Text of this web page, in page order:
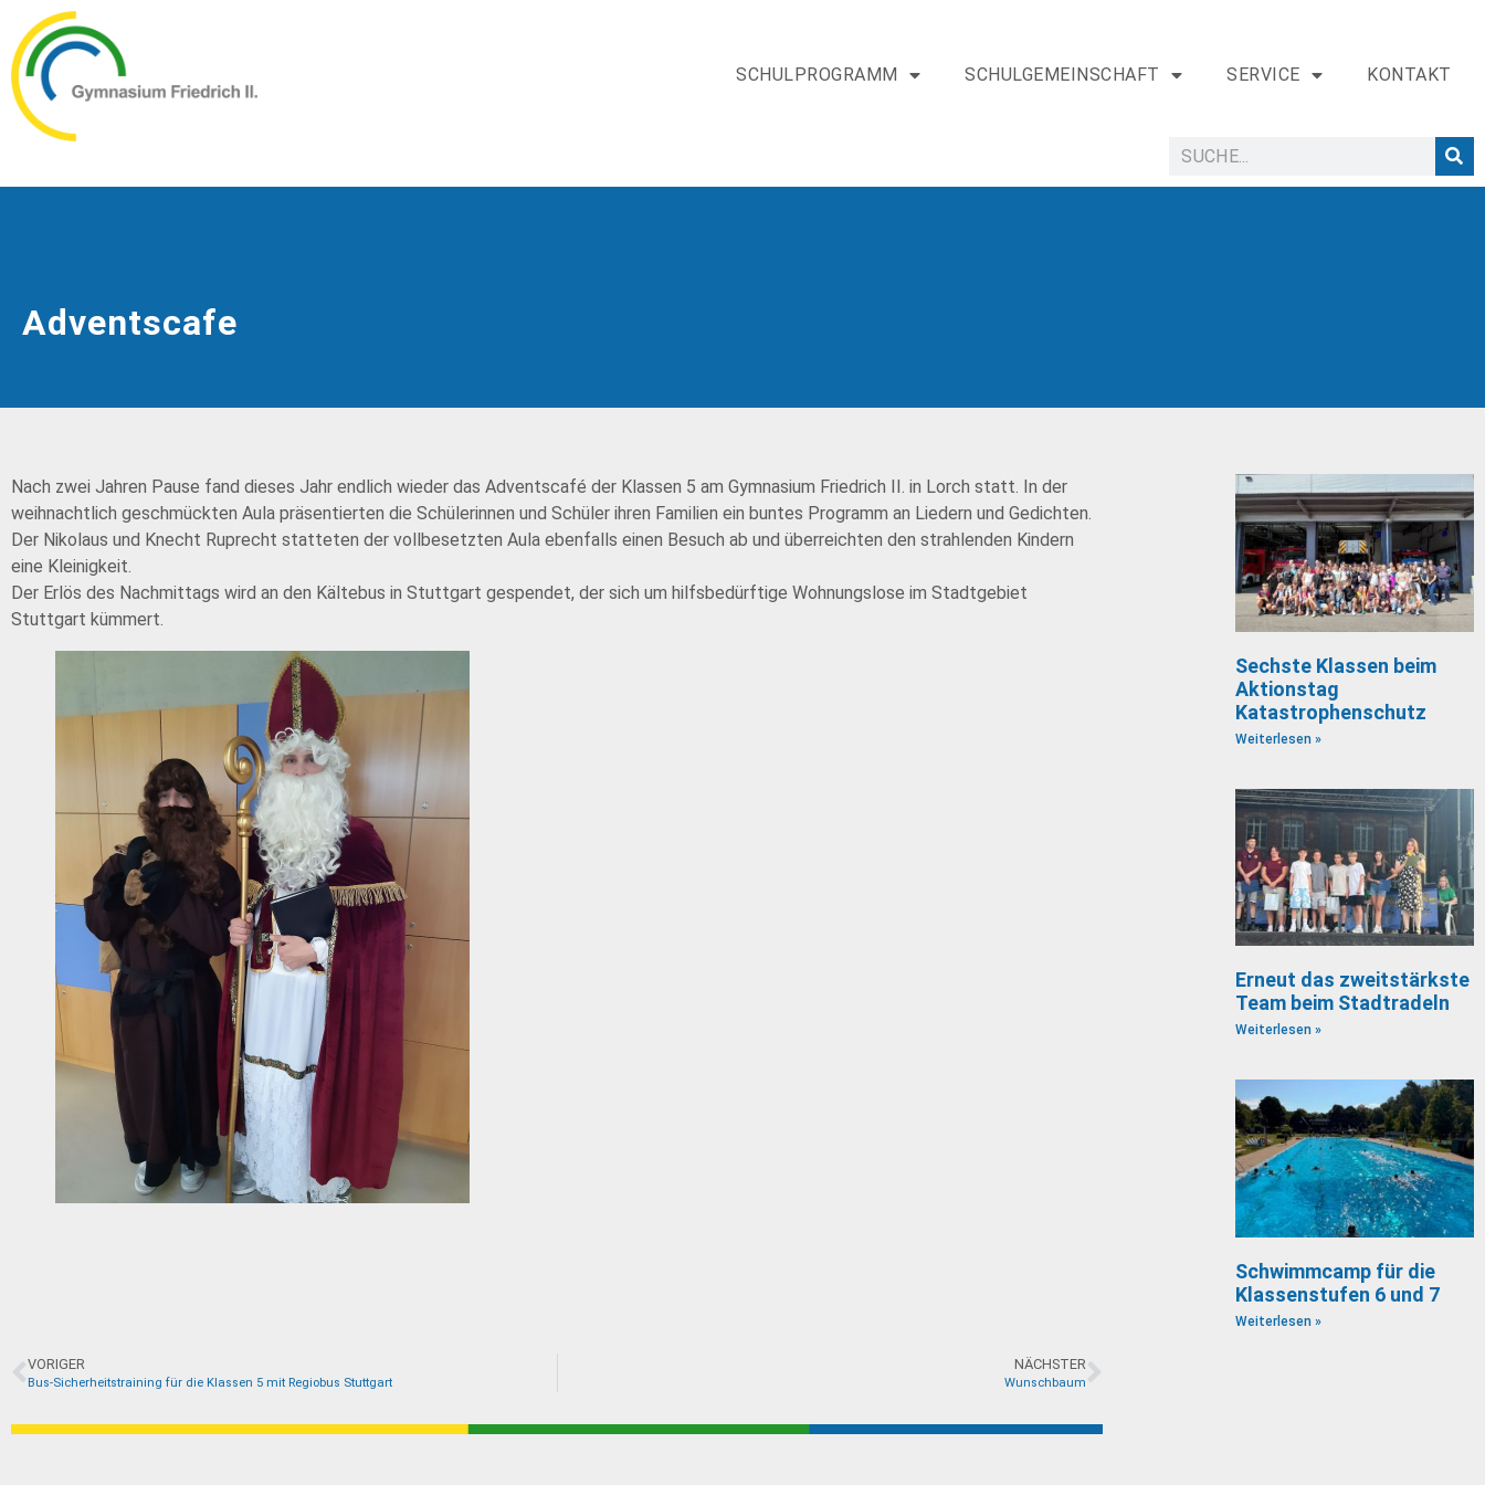
SCHULPROGRAMM SCHULGEMEINSCHAFT SERVICE KONTAKT
Adventscafe
Nach zwei Jahren Pause fand dieses Jahr endlich wieder das Adventscafé der Klassen 5 am Gymnasium Friedrich II. in Lorch statt. In der
weihnachtlich geschmückten Aula präsentierten die Schülerinnen und Schüler ihren Familien ein buntes Programm an Liedern und Gedichten.
Der Nikolaus und Knecht Ruprecht statteten der vollbesetzten Aula ebenfalls einen Besuch ab und überreichten den strahlenden Kindern
eine Kleinigkeit.
Der Erlös des Nachmittags wird an den Kältebus in Stuttgart gespendet, der sich um hilfsbedürftige Wohnungslose im Stadtgebiet
Stuttgart kümmert.
VORIGER
Bus-Sicherheitstraining für die Klassen 5 mit Regiobus Stuttgart
NÄCHSTER
Wunschbaum
Sechste Klassen beim
Aktionstag
Katastrophenschutz
Weiterlesen »
Erneut das zweitstärkste
Team beim Stadtradeln
Weiterlesen »
Schwimmcamp für die
Klassenstufen 6 und 7
Weiterlesen »